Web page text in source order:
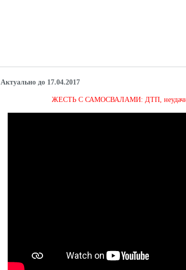
Актуально до 17.04.2017
ЖЕСТЬ С САМОСВАЛАМИ: ДТП,